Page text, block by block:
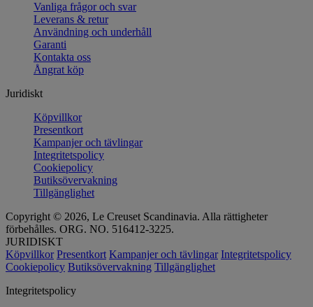
Vanliga frågor och svar
Leverans & retur
Användning och underhåll
Garanti
Kontakta oss
Ångrat köp
Juridiskt
Köpvillkor
Presentkort
Kampanjer och tävlingar
Integritetspolicy
Cookiepolicy
Butiksövervakning
Tillgänglighet
Copyright © 2026, Le Creuset Scandinavia. Alla rättigheter
förbehålles. ORG. NO. 516412-3225.
JURIDISKT
Köpvillkor Presentkort Kampanjer och tävlingar Integritetspolicy
Cookiepolicy Butiksövervakning Tillgänglighet
Integritetspolicy